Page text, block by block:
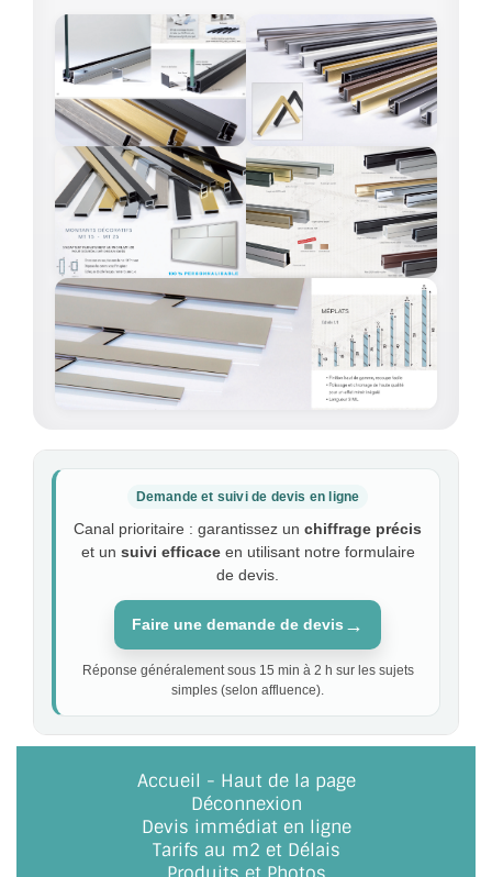
Demande et suivi de devis en ligne
Canal prioritaire : garantissez un chiffrage précis
et un suivi efficaceen utilisant notre formulaire
de devis.
Faire une demande de devis →
Réponse généralement sous 15 min à 2 h sur les sujets
simples (selon affluence).
Accueil - Haut de la page
Déconnexion
Devis immédiat en ligne
Tarifs au m2 et Délais